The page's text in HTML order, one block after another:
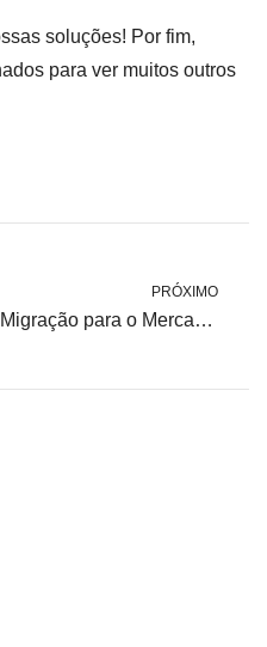
soluções! Por fim,
para ver muitos outros
PRÓXIMO
Migração para o Mercado Livre de Energia: Esperar 2024 ou não?